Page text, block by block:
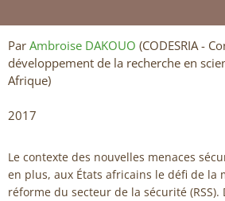
ParAmbroise DAKOUO (CODESRIA -
développement de la recherche en
Afrique)
2017
Le contexte des nouvelles menaces
en plus, aux États africains le défi de la
réforme du secteur de la sécurité (RSS).